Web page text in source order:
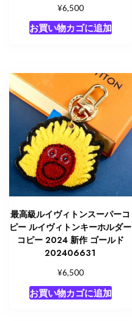
¥6,500
お買い物カゴに追加
最高級ルイヴィトンスーパーコ
ピー ルイヴィトンキーホルダー
コピー 2024 新作 ゴールド
202406631
¥6,500
お買い物カゴに追加